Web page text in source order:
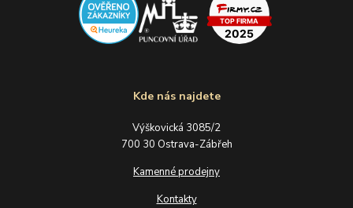
Kde nás najdete
Výškovická 3085/2
700 30 Ostrava-Zábřeh
Kamenné prodejny
Kontakty